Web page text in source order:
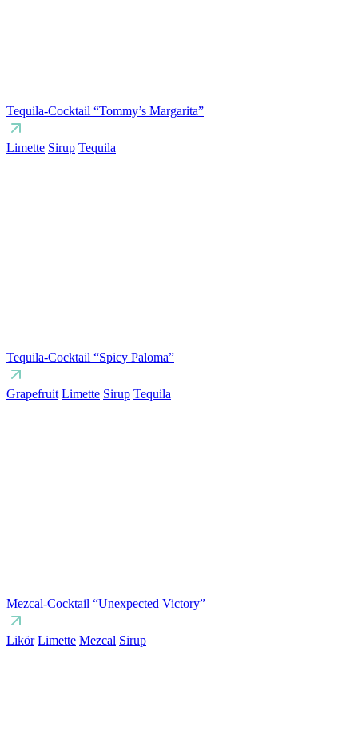
Tequila-Cocktail “Tommy’s Margarita”
Limette Sirup Tequila
Tequila-Cocktail “Spicy Paloma”
Grapefruit Limette Sirup Tequila
Mezcal-Cocktail “Unexpected Victory”
Likör Limette Mezcal Sirup